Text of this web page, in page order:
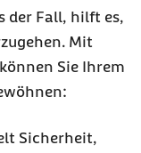
der Fall, hilft es,
Mit
Sie Ihrem
Sicherheit,